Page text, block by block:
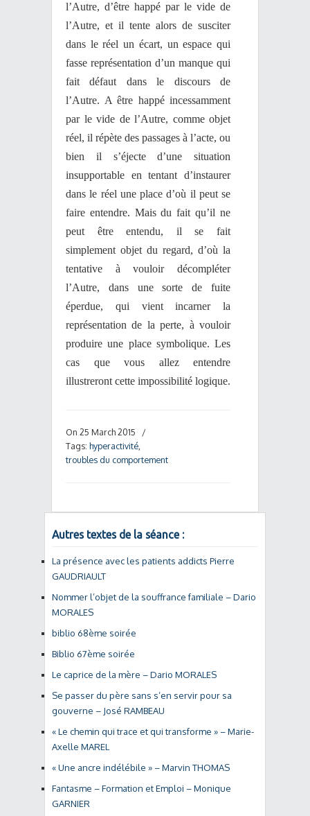
l’Autre, d’être happé par le vide de
l’Autre, et il tente alors de susciter
dans le réel un écart, un espace qui
fasse représentation d’un manque qui
fait défaut dans le discours de
l’Autre. A être happé incessamment
par le vide de l’Autre, comme objet
réel, il répète des passages à l’acte, ou
bien il s’éjecte d’une situation
insupportable en tentant d’instaurer
dans le réel une place d’où il peut se
faire entendre. Mais du fait qu’il ne
peut être entendu, il se fait
simplement objet du regard, d’où la
tentative à vouloir décompléter
l’Autre, dans une sorte de fuite
éperdue, qui vient incarner la
représentation de la perte, à vouloir
produire une place symbolique. Les
cas que vous allez entendre
illustreront cette impossibilité logique.
On 25 March 2015
/
Tags: hyperactivité
troubles du comportement
Autres textes de la séance :
La présence avec les patients addicts Pierre
GAUDRIAULT
Nommer l’objet de la souffrance familiale – Dario
MORALES
biblio 68ème soirée
Biblio 67ème soirée
Le caprice de la mère – Dario MORALES
Se passer du père sans s’en servir pour sa
gouverne – José RAMBEAU
« Le chemin qui trace et qui transforme » – Marie-
Axelle MAREL
« Une ancre indélébile » – Marvin THOMAS
Fantasme – Formation et Emploi – Monique
GARNIER